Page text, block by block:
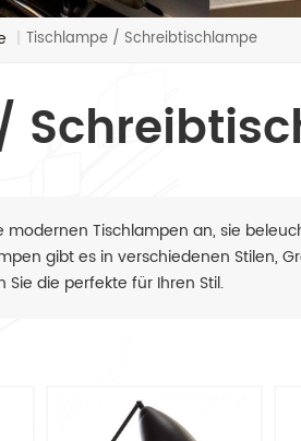
| Tischlampe / Schreibtischlampe
modernen Tischlampen an, sie
gibt es in verschiedenen Stilen,
Sie die perfekte für Ihren Stil.